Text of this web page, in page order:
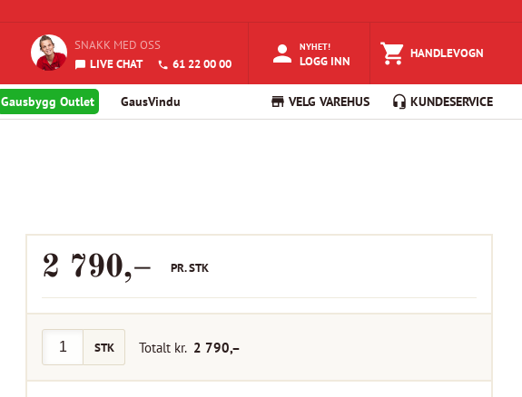
SNAKK MED OSS
LIVE CHAT
61 22 00 00
NYHET!
LOGG INN HANDLEVOGN
Gausbygg Outlet GausVindu VELG VAREHUS KUNDESERVICE
2 790,– PR.STK
STK Totalt kr. 2 790,–